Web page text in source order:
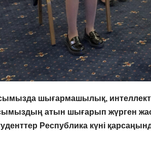
шығармашылық,
атын шығарып жүрген
Республика күні